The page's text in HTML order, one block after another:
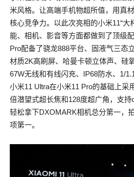
米风格。让高端手机物超所值，用真
核心竞争力。以此次亮相的小米11“大
能、相机、影音等方面都做到了顶级
Pro配备了骁龙888平台、固液气三态
材质2K高刷屏、哈曼卡顿立体声、硅
67W无线和有线闪充、IP68防水、1/
小米11 Ultra在小米11 Pro的基础上采
倍潜望式超长焦和128度超广角，支持
轻松拿下DXOMARK相机总分第一，
项第一。